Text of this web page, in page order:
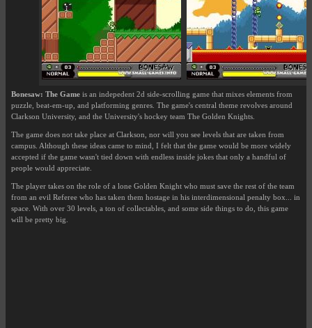
Bonesaw: The Game is an indepedent 2d side-scrolling game that mixes elements from
puzzle, beat-em-up, and platforming genres. The game's central theme revolves around
Clarkson University, and the University's hockey team The Golden Knights.
The game does not take place at Clarkson, nor will you see levels that are taken from
campus. Although these ideas came to mind, I felt that the game would be more widely
accepted if the game wasn't tied down with endless inside jokes that only a handful of
people would appreciate.
The player takes on the role of a lone Golden Knight who must save the rest of the team
from an evil Referee who has taken them hostage in his interdimensional penalty box... in
space. With over 30 levels, a ton of collectables, and some side things to do, this game
will be pretty big.